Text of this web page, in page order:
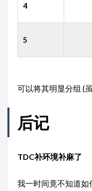
4
5
可以将其明显分组 (
后记
TDC补环境补麻了
我一时间竟不知道如